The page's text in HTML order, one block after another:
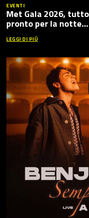
EVENTI
Met Gala 2026, tutto
pronto per la notte
più fashion dell’anno:
tema, ospiti e dove
LEGGI DI PIÙ